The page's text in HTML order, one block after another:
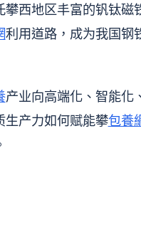
西地区丰富的钒钛磁
利用道路，成为我国钢
产业向高端化、智能化
生产力如何赋能攀包養